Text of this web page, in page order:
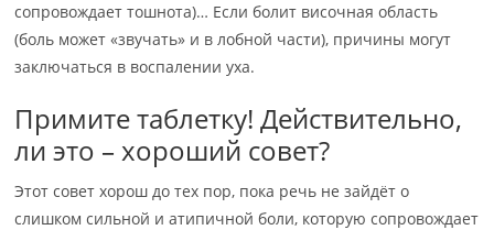
сопровождает тошнота)… Если болит височная область
(боль может «звучать» и в лобной части), причины могут
заключаться в воспалении уха.
Примите таблетку! Действительно,
ли это – хороший совет?
Этот совет хорош до тех пор, пока речь не зайдёт о
слишком сильной и атипичной боли, которую сопровождает